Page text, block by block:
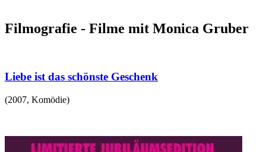
Filmografie - Filme mit Monica Gruber
Liebe ist das schönste Geschenk
(2007, Komödie)